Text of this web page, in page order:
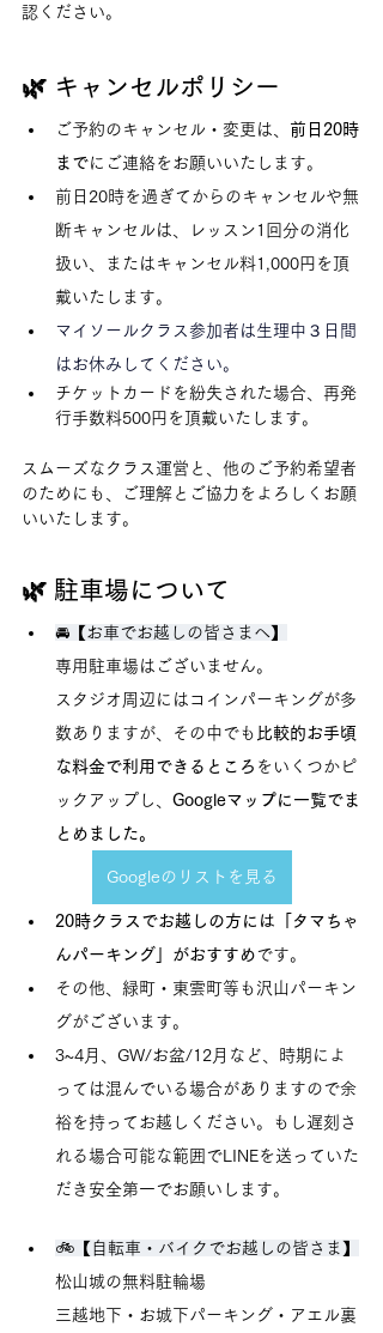
認ください。
🌿 キャンセルポリシー
ご予約のキャンセル・変更は、 前日20時
までにご連絡をお願いいたします。
前日20時を過ぎてからのキャンセルや無
断キャンセルは、レッスン1回分の消化
扱い、またはキャンセル料1,000円を頂
戴いたします。
マイソールクラス参加者は生理中３日間
はお休みしてください。
チケットカードを紛失された場合、再発
行手数料500円を頂戴いたします。
スムーズなクラス運営と、他のご予約希望者
のためにも、ご理解とご協力をよろしくお願
いいたします。
🌿 駐車場について
🚘 【お車でお越しの皆さまへ】
専用駐車場はございません。
スタジオ周辺にはコインパーキングが多
数ありますが、その中でも 比較的お手頃
な料金で利用できるところ をいくつかピ
ックアップし、 Googleマップに一覧でま
とめました。
Googleのリストを見る
20時クラスでお越しの方には「タマちゃ
んパーキング」がおすすめです。
その他、緑町・東雲町等も沢山パーキン
グがございます。
3~4月、GW/お盆/12月など、時期によ
っては混んでいる場合がありますので余
裕を持ってお越しください。もし遅刻さ
れる場合可能な範囲でLINEを送っていた
だき安全第一でお願いします。
🚲【自転車・バイクでお越しの皆さま】
松山城の無料駐輪場
三越地下・お城下パーキング・アエル裏